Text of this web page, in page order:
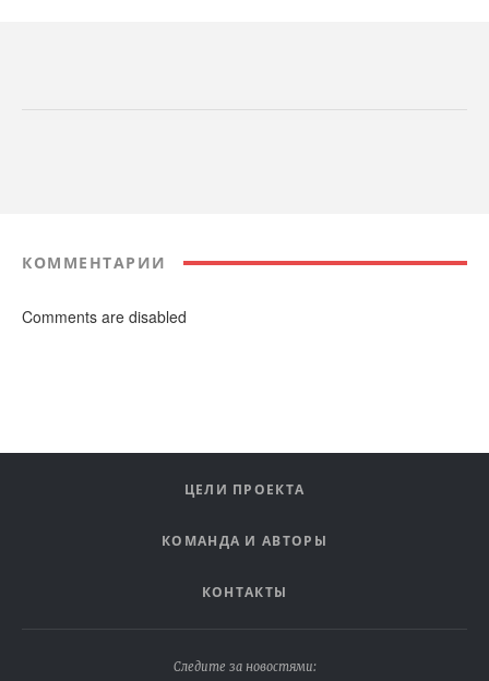
КОММЕНТАРИИ
Comments are disabled
ЦЕЛИ ПРОЕКТА
КОМАНДА И АВТОРЫ
КОНТАКТЫ
Следите за новостями: